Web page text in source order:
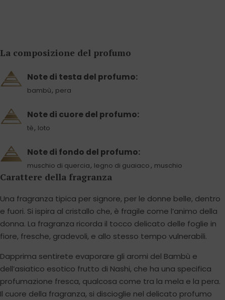
La composizione del profumo
Note di testa del profumo:
bambù, pera
Note di cuore del profumo:
tè, loto
Note di fondo del profumo:
muschio di quercia, legno di guaiaco , muschio
Carattere della fragranza
Una fragranza tipica per signore, per le donne belle, dentro
e fuori. Si ispira al cristallo che, è fragile come l’animo della
donna. La fragranza ricorda il tocco delicato delle foglie in
fiore, fresche, gradevoli, e allo stesso tempo vulnerabili.
Dapprima sentirete evaporare gli aromi del Bambù e
dell’asiatico esotico frutto di Nashi, che ha una specifica
profumazione fresca, qualcosa come tra la mela e la pera.
Il cuore della fragranza, si discioglie nel delicato profumo